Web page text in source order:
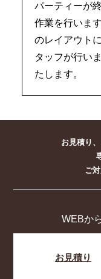
パーティーが
作業を行いま
のレイアウト
タッフが行い
たします。
お見積り
ご
WEBか
お見積り